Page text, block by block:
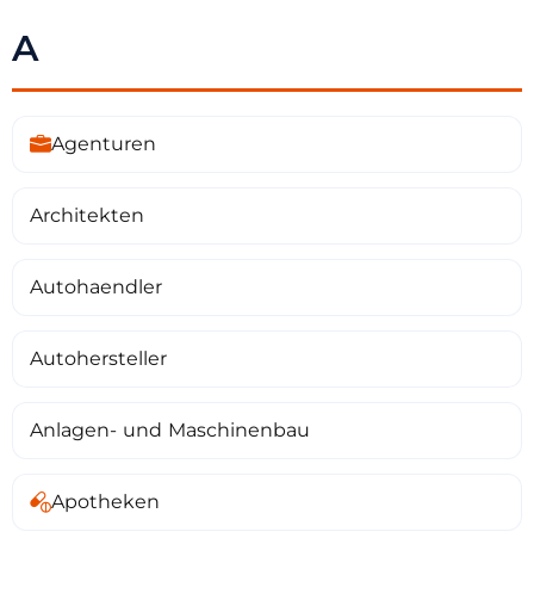
A
Agenturen
Architekten
Autohaendler
Autohersteller
Anlagen- und Maschinenbau
Apotheken